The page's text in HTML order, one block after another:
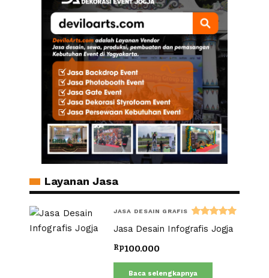
Layanan Jasa
JASA DESAIN GRAFIS
Dinilai
5.00dari 5
Jasa Desain Infografis Jogja
Rp100.000
Baca selengkapnya